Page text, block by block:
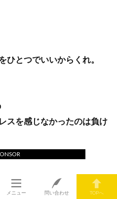
ひとつでいいからくれ。
スを感じなかったのは負け
メニュー 問い合わせ TOPへ